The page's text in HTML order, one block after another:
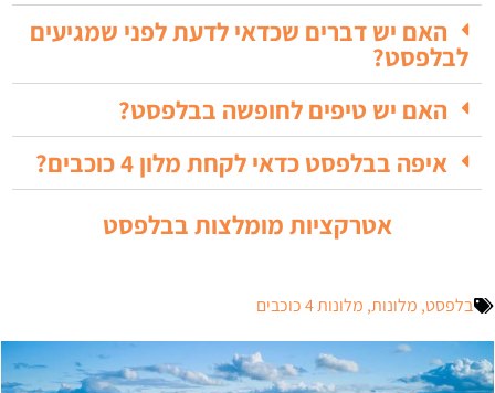
האם יש דברים שכדאי לדעת לפני שמגיעים
לבלפסט?
האם יש טיפים לחופשה בבלפסט?
איפה בבלפסט כדאי לקחת מלון 4 כוכבים?
אטרקציות מומלצות בבלפסט
בלפסט, מלונות, מלונות 4 כוכבים